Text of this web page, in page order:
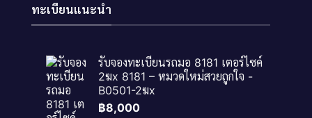
ทะเบียนแนะนำ
รับจองทะเบียนรถมอ 8181 เตอร์ไซค์
2ฆx 8181 – หมวดใหม่สวยถูกใจ -
B0501-2ฆx
฿8,000